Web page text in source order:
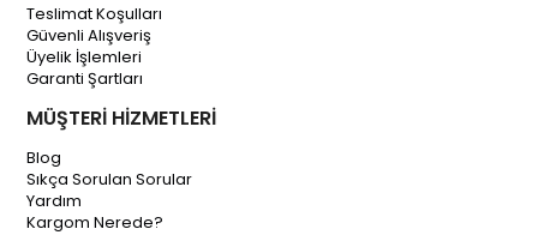
Teslimat Koşulları
Güvenli Alışveriş
Üyelik İşlemleri
Garanti Şartları
MÜŞTERİ HİZMETLERİ
Blog
Sıkça Sorulan Sorular
Yardım
Kargom Nerede?